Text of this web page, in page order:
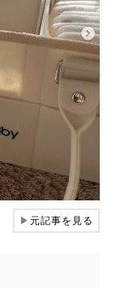
▶元記事を見る